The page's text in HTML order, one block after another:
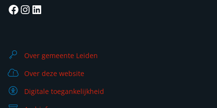
Facebook
Instagram
LinkedIn
Over gemeente Leiden
Over deze website
Digitale toegankelijkheid